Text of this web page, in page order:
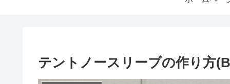
テントノースリーブの作り方